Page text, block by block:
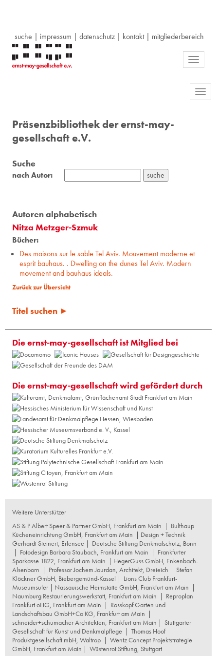
suche | impressum | datenschutz| kontakt| mitgliederbereich
Toggle
Präsenzbibliothek der ernst-may-
gesellschaft e.V.
Suche
nach Autor:
Autoren alphabetisch
Nitza Metzger-Szmuk
Bücher:
Des maisons sur le sable Tel Aviv. Mouvement moderne et
esprit bauhaus. . Dwelling on the dunes Tel Aviv. Modern
movement and bauhaus ideals.
Zurück zur Übersicht
Titel suchen ►
Die ernst-may-gesellschaft ist Mitglied bei
Die ernst-may-gesellschaft wird gefördert durch
Weitere Unterstützer
AS & P Albert Speer & Partner GmbH, Frankfurt am Main | Bulthaup
Kücheneinrichtung GmbH, Frankfurt am Main | Design + Technik
Gerhardt Steinert, Erlensee | Deutsche Stiftung Denkmalschutz, Bonn
| Fotodesign Barbara Staubach, Frankfurt am Main | Frankfurter
Sparkasse 1822, Frankfurt am Main | HegerGuss GmbH, Enkenbach-
Alsenborn | Professor Jochem Jourdan, Architekt, Dreieich | Stefan
Klöckner GmbH, Biebergemünd-Kassel | Lions Club Frankfurt-
Museumsufer | Nassauische Heimstätte GmbH, Frankfurt am Main |
Naumburg Restaurierungswerkstatt, Frankfurt am Main | Reproplan
Frankfurt oHG, Frankfurt am Main | Rosskopf Garten und
Landschaftsbau GmbH+Co KG, Frankfurt am Main |
schneider+schumacher Architekten, Frankfurt am Main | Stuttgarter
Gesellschaft für Kunst und Denkmalpflege | Thomas Hoof
Produktgesellschaft mbH, Waltrop | Wentz Concept Projektstrategie
GmbH, Frankfurt am Main | Wüstenrot Stiftung, Stuttgart